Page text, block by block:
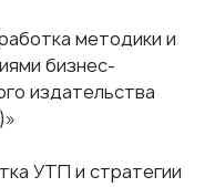
методики и
бизнес-
издательства
УТП и стратегии